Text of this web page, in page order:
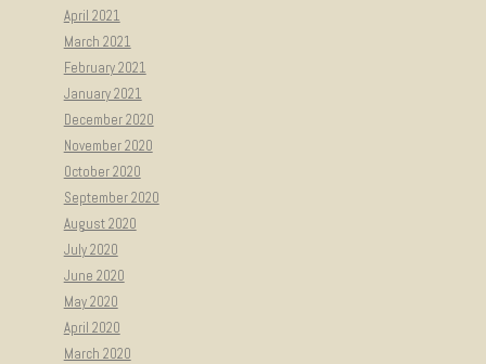
April 2021
March 2021
February 2021
January 2021
December 2020
November 2020
October 2020
September 2020
August 2020
July 2020
June 2020
May 2020
April 2020
March 2020